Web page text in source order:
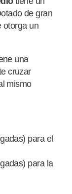
de gran
otorga un
una
cruzar
mismo
para el
para la